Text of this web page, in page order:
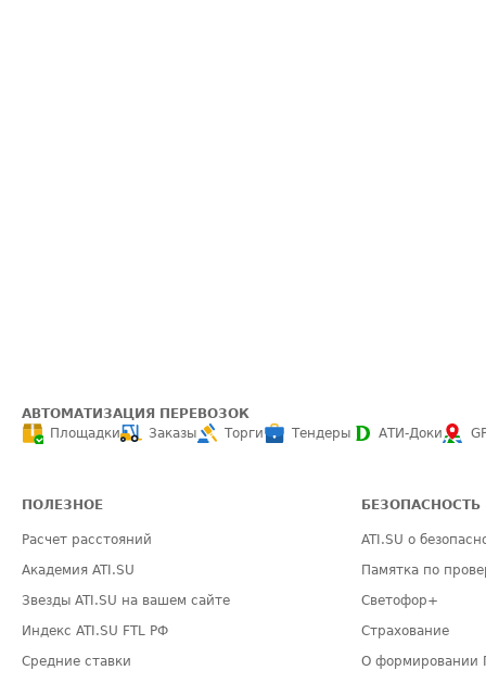
АВТОМАТИЗАЦИЯ ПЕРЕВОЗОК
Площадки
Заказы Торги Тендеры АТИ-Доки
ПОЛЕЗНОЕ
Расчет расстояний
Академия ATI.SU
Звезды ATI.SU на вашем сайте
Индекс ATI.SU FTL РФ
Средние ставки
БЕЗОПАСНОСТЬ
ATI.SU о
Памятка по
Светофор+
Страхование
О формировании